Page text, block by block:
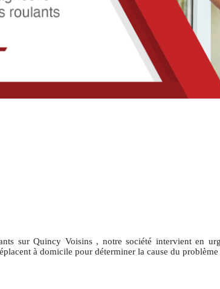
sur Quincy Voisins , notre société intervient en
à domicile pour déterminer la cause du